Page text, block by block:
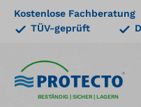
springen
Kostenlose Fachberatung
TÜV-geprüft
BESTÄNDIG | SICHER | LAGERN